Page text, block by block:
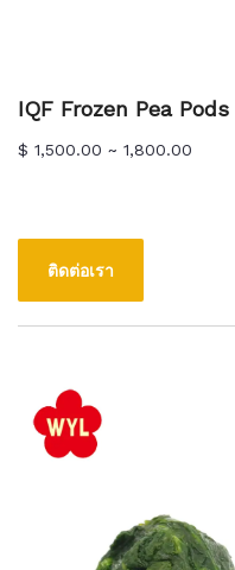
IQF Frozen Pea Pods
$ 1,500.00 ~ 1,800.00
ติดต่อเรา